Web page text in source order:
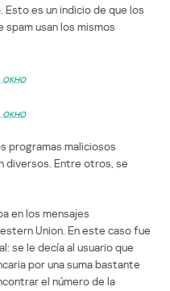
es un indicio de que los
usan los mismos
programas maliciosos
diversos. Entre otros, se
en los mensajes
Union. En este caso fue
se le decía al usuario que
por una suma bastante
el número de la